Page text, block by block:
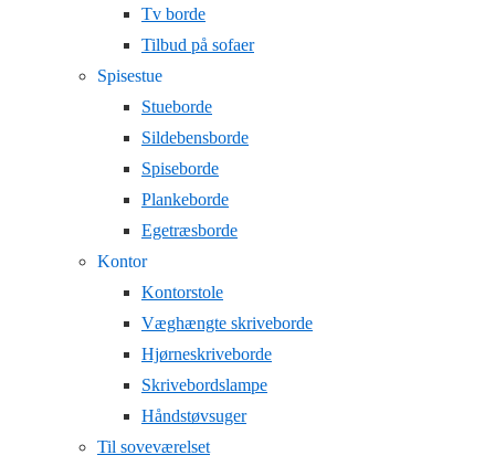
Tv borde
Tilbud på sofaer
Spisestue
Stueborde
Sildebensborde
Spiseborde
Plankeborde
Egetræsborde
Kontor
Kontorstole
Væghængte skriveborde
Hjørneskriveborde
Skrivebordslampe
Håndstøvsuger
Til soveværelset